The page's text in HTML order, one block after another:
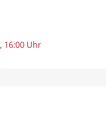
, 16:00 Uhr